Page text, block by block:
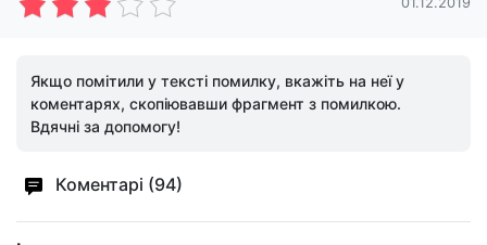
Якщо помітили у тексті помилку, вкажіть на неї у
коментарях, скопіювавши фрагмент з помилкою.
Вдячні за допомогу!
Коментарі (94)